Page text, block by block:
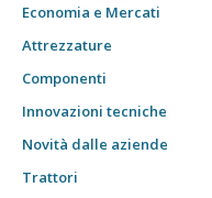
Economia e Mercati
Attrezzature
Componenti
Innovazioni tecniche
Novità dalle aziende
Trattori